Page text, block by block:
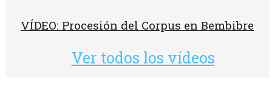
VÍDEO: Procesión del Corpus en Bembibre
Ver todos los vídeos